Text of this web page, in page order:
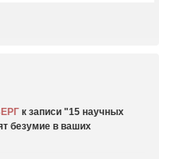
к записи
15 научных
безумие в ваших